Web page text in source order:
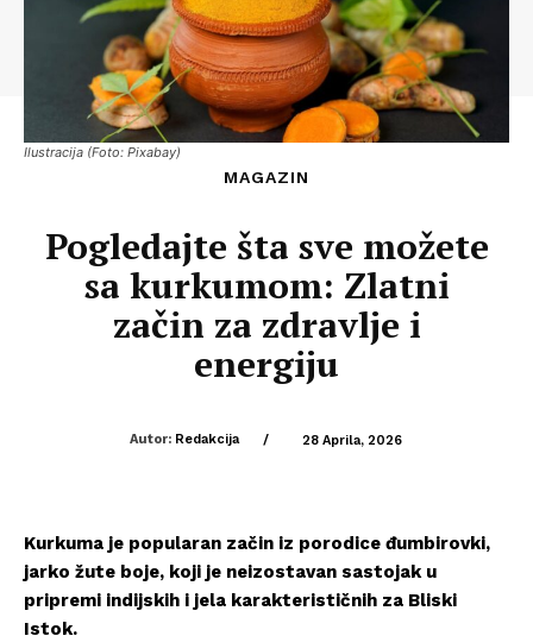
Ilustracija (Foto: Pixabay)
MAGAZIN
Pogledajte šta sve možete
sa kurkumom: Zlatni
začin za zdravlje i
energiju
Autor: Redakcija / 28 Aprila, 2026
Kurkuma je popularan začin iz porodice đumbirovki,
jarko žute boje, koji je neizostavan sastojak u
pripremi indijskih i jela karakterističnih za Bliski
Istok.